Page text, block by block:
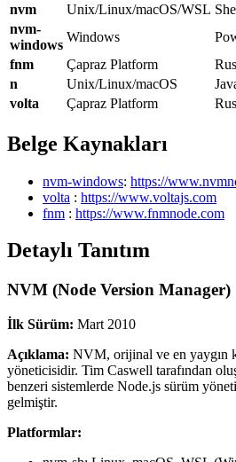
nvm
Unix/Linux/macOS/WSL
nvm-
windows
Windows
fnm
Çapraz Platform
n
Unix/Linux/macOS
volta
Çapraz Platform
Belge Kaynakları
nvm-windows: https://
volta : https://www.voltajs.com
fnm : https://www.fnmnode.com
Detaylı Tanıtım
NVM (Node Version Manager)
İlk Sürüm: Mart 2010
Açıklama: NVM, orijinal ve en yaygın
yöneticisidir. Tim Caswell tarafından
benzeri sistemlerde Node.js sürüm
gelmiştir.
Platformlar: